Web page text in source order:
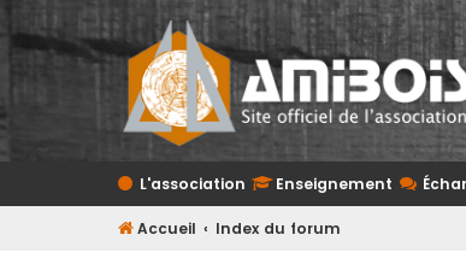
L'association Enseignement
Accueil Index du forum